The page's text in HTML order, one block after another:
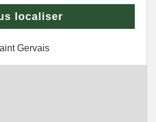
localiser
Gervais